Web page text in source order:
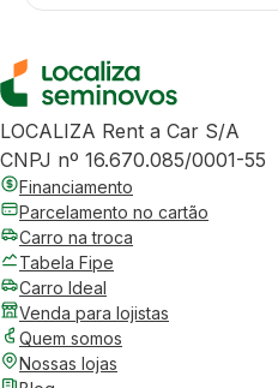
LOCALIZA Rent a Car S/A
CNPJ nº 16.670.085/0001-55
Financiamento
Parcelamento no cartão
Carro na troca
Tabela Fipe
Carro Ideal
Venda para lojistas
Quem somos
Nossas lojas